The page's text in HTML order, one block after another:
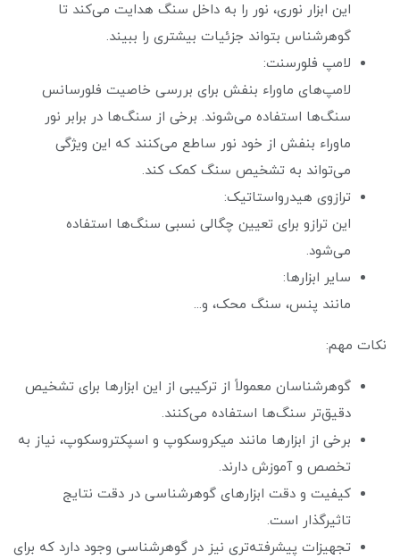
این ابزار نوری، نور را به داخل سنگ هدایت می‌کند تا
گوهرشناس بتواند جزئیات بیشتری را ببیند.
لامپ فلورسنت:
لامپ‌های ماوراء بنفش برای بررسی خاصیت فلورسانس
سنگ‌ها استفاده می‌شوند. برخی از سنگ‌ها در برابر نور
ماوراء بنفش از خود نور ساطع می‌کنند که این ویژگی
می‌تواند به تشخیص سنگ کمک کند.
ترازوی هیدرواستاتیک:
این ترازو برای تعیین چگالی نسبی سنگ‌ها استفاده
می‌شود.
سایر ابزارها:
مانند پنس، سنگ محک، و...
نکات مهم:
گوهرشناسان معمولاً از ترکیبی از این ابزارها برای تشخیص
دقیق‌تر سنگ‌ها استفاده می‌کنند.
برخی از ابزارها مانند میکروسکوپ و اسپکتروسکوپ، نیاز به
تخصص و آموزش دارند.
کیفیت و دقت ابزارهای گوهرشناسی در دقت نتایج
تاثیرگذار است.
تجهیزات پیشرفته‌تری نیز در گوهرشناسی وجود دارد که برای